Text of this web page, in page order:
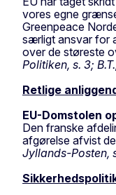
vores egne
Greenpeace
særligt ansvar for
over de støreste
Politiken, s. 3;
Retlige
EU-Domstolen
Den franske
afgørelse afvist
Jyllands-Posten,